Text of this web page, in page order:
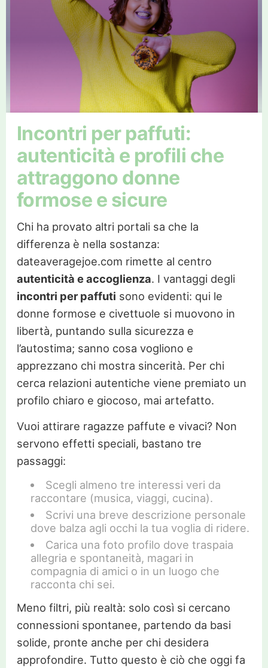
Incontri per paffuti:
autenticità e profili che
attraggono donne
formose e sicure
Chi ha provato altri portali sa che la
differenza è nella sostanza:
dateaveragejoe.com rimette al centro
autenticità e accoglienza. I vantaggi degli
incontri per paffuti sono evidenti: qui le
donne formose e civettuole si muovono in
libertà, puntando sulla sicurezza e
l’autostima; sanno cosa vogliono e
apprezzano chi mostra sincerità. Per chi
cerca relazioni autentiche viene premiato un
profilo chiaro e giocoso, mai artefatto.
Vuoi attirare ragazze paffute e vivaci? Non
servono effetti speciali, bastano tre
passaggi:
Scegli almeno tre interessi veri da
raccontare (musica, viaggi, cucina).
Scrivi una breve descrizione personale
dove balza agli occhi la tua voglia di ridere.
Carica una foto profilo dove traspaia
allegria e spontaneità, magari in
compagnia di amici o in un luogo che
racconta chi sei.
Meno filtri, più realtà: solo così si cercano
connessioni spontanee, partendo da basi
solide, pronte anche per chi desidera
approfondire. Tutto questo è ciò che oggi fa